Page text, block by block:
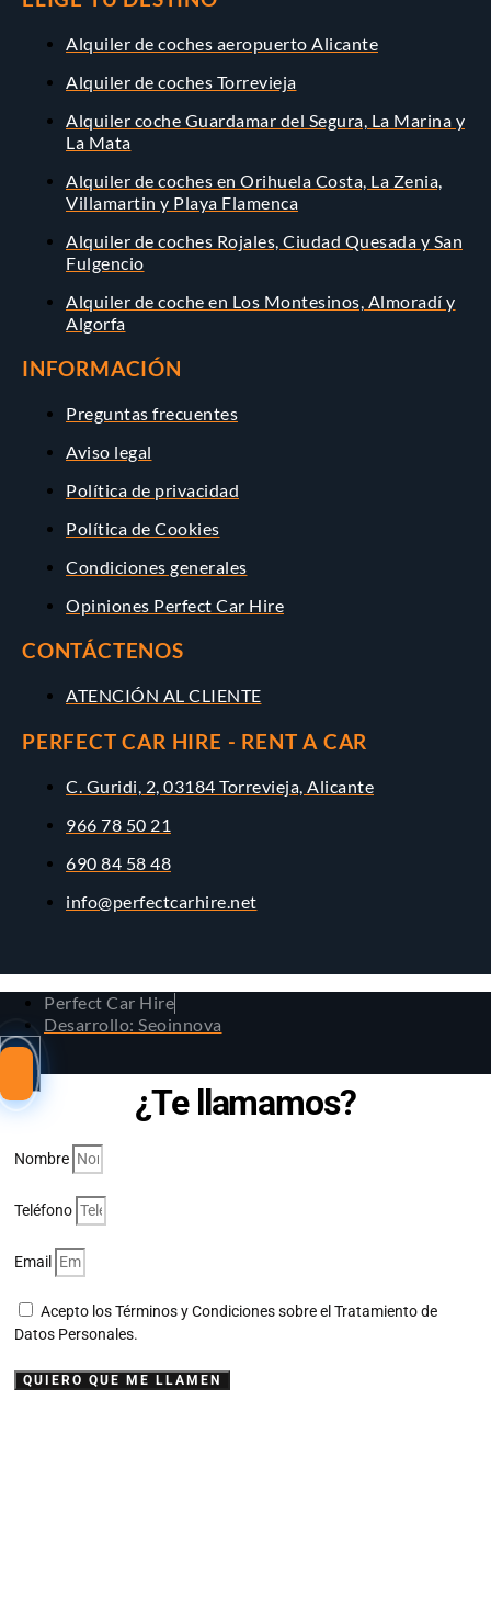
Alquiler de coches aeropuerto Alicante
Alquiler de coches Torrevieja
Alquiler coche Guardamar del Segura, La Marina y
La Mata
Alquiler de coches en Orihuela Costa, La Zenia,
Villamartin y Playa Flamenca
Alquiler de coches Rojales, Ciudad Quesada y San
Fulgencio
Alquiler de coche en Los Montesinos, Almoradí y
Algorfa
INFORMACIÓN
Preguntas frecuentes
Aviso legal
Política de privacidad
Política de Cookies
Condiciones generales
Opiniones Perfect Car Hire
CONTÁCTENOS
ATENCIÓN AL CLIENTE
PERFECT CAR HIRE - RENT A CAR
C. Guridi, 2, 03184 Torrevieja, Alicante
966 78 50 21
690 84 58 48
info@perfectcarhire.net
Perfect Car Hire
Desarrollo: Seoinnova
¿Te llamamos?
Nombre
Teléfono
Email
Acepto los Términos y Condiciones sobre el Tratamiento de
Datos Personales.
QUIERO QUE ME LLAMEN